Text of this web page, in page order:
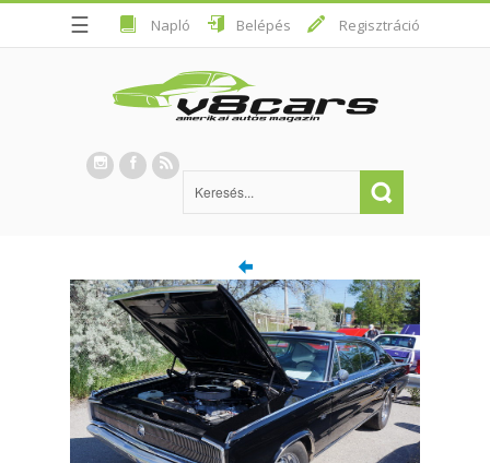
☰ Napló Belépés Regisztráció